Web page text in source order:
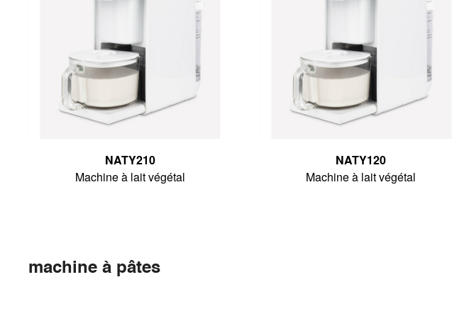
NATY210
Machine à lait végétal
NATY120
Machine à lait végétal
machine à pâtes